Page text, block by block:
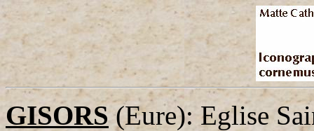
GISORS (Eure): Eglise